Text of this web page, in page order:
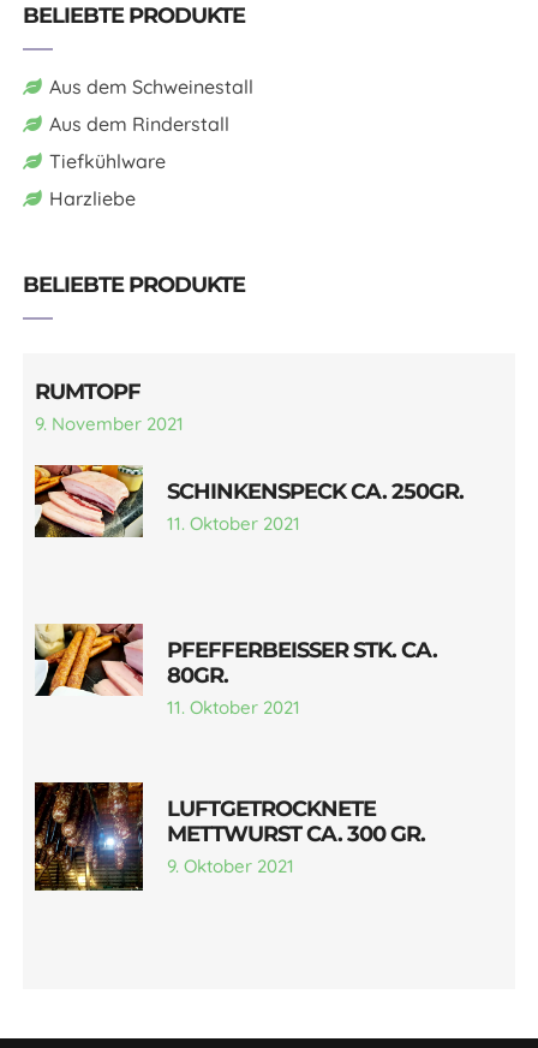
BELIEBTE PRODUKTE
Aus dem Schweinestall
Aus dem Rinderstall
Tiefkühlware
Harzliebe
BELIEBTE PRODUKTE
RUMTOPF
9. November 2021
SCHINKENSPECK CA. 250GR.
11. Oktober 2021
PFEFFERBEISSER STK. CA.
80GR.
11. Oktober 2021
LUFTGETROCKNETE
METTWURST CA. 300 GR.
9. Oktober 2021